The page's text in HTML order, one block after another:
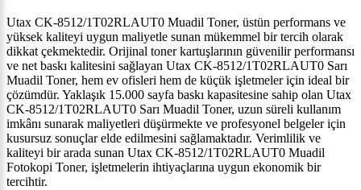
Utax CK-8512/1T02RLAUT0 Muadil Toner, üstün performans ve
yüksek kaliteyi uygun maliyetle sunan mükemmel bir tercih olarak
dikkat çekmektedir. Orijinal toner kartuşlarının güvenilir performansı
ve net baskı kalitesini sağlayan Utax CK-8512/1T02RLAUT0 Sarı
Muadil Toner, hem ev ofisleri hem de küçük işletmeler için ideal bir
çözümdür. Yaklaşık 15.000 sayfa baskı kapasitesine sahip olan Utax
CK-8512/1T02RLAUT0 Sarı Muadil Toner, uzun süreli kullanım
imkânı sunarak maliyetleri düşürmekte ve profesyonel belgeler için
kusursuz sonuçlar elde edilmesini sağlamaktadır. Verimlilik ve
kaliteyi bir arada sunan Utax CK-8512/1T02RLAUT0 Muadil
Fotokopi Toner, işletmelerin ihtiyaçlarına uygun ekonomik bir
tercihtir.